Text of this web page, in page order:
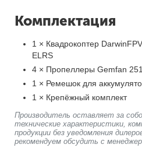
Комплектация
1 × Квадрокоптер
ELRS
4 × Пропеллеры Gemfan
1 × Ремешок для
1 × Крепёжный комплект
Производитель оставляет за
технические характеристики,
продукции без уведомления
рекомендуем обсудить с